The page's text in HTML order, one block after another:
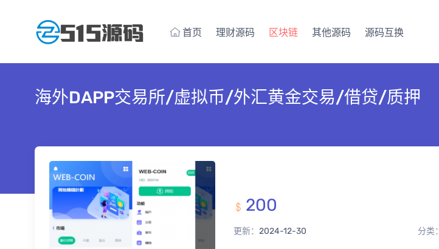
首页 理财源码 区块链 其他源码 源码互换
海外DAPP交易所/虚拟币/外汇黄金交易/借贷/质押
200
更新： 2024-12-30 分类：